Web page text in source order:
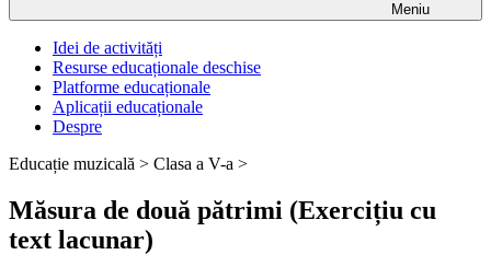
Meniu
Idei de activități
Resurse educaționale deschise
Platforme educaționale
Aplicații educaționale
Despre
Educație muzicală > Clasa a V-a >
Măsura de două pătrimi (Exercițiu cu
text lacunar)